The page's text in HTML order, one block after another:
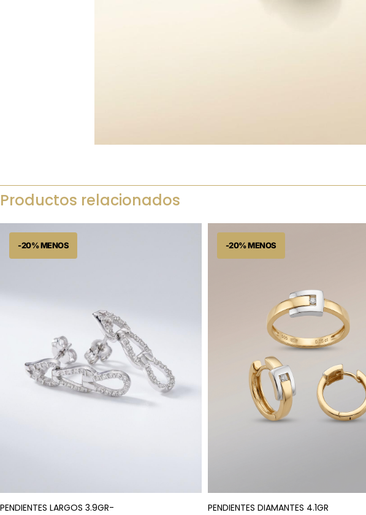
Productos relacionados
PENDIENTES LARGOS 3.9GR-
PENDIENTES DIAMANTES 4.1GR